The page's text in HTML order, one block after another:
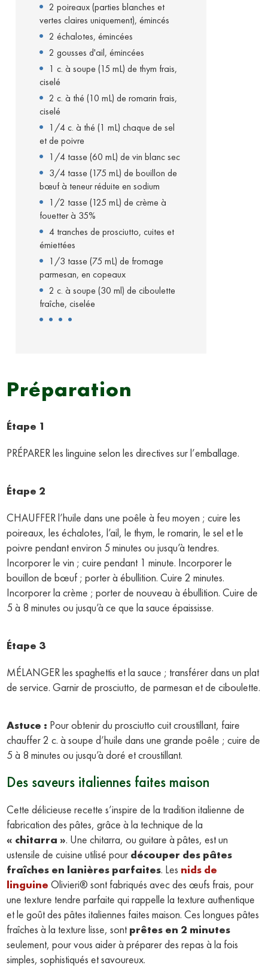
2 poireaux (parties blanches et
vertes claires uniquement), émincés
2 échalotes, émincées
2 gousses d'ail, émincées
1 c. à soupe (15 mL) de thym frais,
ciselé
2 c. à thé (10 mL) de romarin frais,
ciselé
1/4 c. à thé (1 mL) chaque de sel
et de poivre
1/4 tasse (60 mL) de vin blanc sec
3/4 tasse (175 mL) de bouillon de
bœuf à teneur réduite en sodium
1/2 tasse (125 mL) de crème à
fouetter à 35%
4 tranches de prosciutto, cuites et
émiettées
1/3 tasse (75 mL) de fromage
parmesan, en copeaux
2 c. à soupe (30 ml) de ciboulette
fraîche, ciselée
Préparation
Étape 1
PRÉPARER les linguine selon les directives sur l’emballage.
Étape 2
CHAUFFER l’huile dans une poêle à feu moyen ; cuire les
poireaux, les échalotes, l’ail, le thym, le romarin, le sel et le
poivre pendant environ 5 minutes ou jusqu’à tendres.
Incorporer le vin ; cuire pendant 1 minute. Incorporer le
bouillon de bœuf ; porter à ébullition. Cuire 2 minutes.
Incorporer la crème ; porter de nouveau à ébullition. Cuire de
5 à 8 minutes ou jusqu’à ce que la sauce épaississe.
Étape 3
MÉLANGER les spaghettis et la sauce ; transférer dans un plat
de service. Garnir de prosciutto, de parmesan et de ciboulette.
Astuce : Pour obtenir du prosciutto cuit croustillant, faire
chauffer 2 c. à soupe d’huile dans une grande poêle ; cuire de
5 à 8 minutes ou jusqu’à doré et croustillant.
Des saveurs italiennes faites maison
Cette délicieuse recette s’inspire de la tradition italienne de
fabrication des pâtes, grâce à la technique de la
« chitarra ». Une chitarra, ou guitare à pâtes, est un
ustensile de cuisine utilisé pour découper des pâtes
fraîches en lanières parfaites. Les nids de
linguine Olivieri® sont fabriqués avec des œufs frais, pour
une texture tendre parfaite qui rappelle la texture authentique
et le goût des pâtes italiennes faites maison. Ces longues pâtes
fraîches à la texture lisse, sont prêtes en 2 minutes
seulement, pour vous aider à préparer des repas à la fois
simples, sophistiqués et savoureux.